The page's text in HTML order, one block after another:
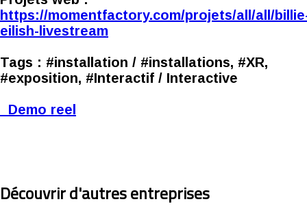
https://momentfactory.com/projets/all/all/
eilish-livestream
Tags : #installation / #installations, #XR,
#exposition, #Interactif / Interactive
Demo reel
Découvrir d'autres entreprises